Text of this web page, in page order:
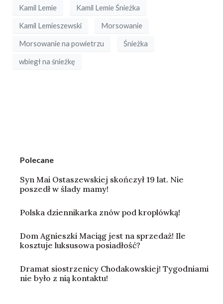
Kamil Lemie Kamil Lemie Śnieżka
Kamil Lemieszewski Morsowanie
Morsowanie na powietrzu Śnieżka
wbiegł na śnieżkę
Polecane
Syn Mai Ostaszewskiej skończył 19 lat. Nie
poszedł w ślady mamy!
Polska dziennikarka znów pod kroplówką!
Dom Agnieszki Maciąg jest na sprzedaż! Ile
kosztuje luksusowa posiadłość?
Dramat siostrzenicy Chodakowskiej! Tygodniami
nie było z nią kontaktu!